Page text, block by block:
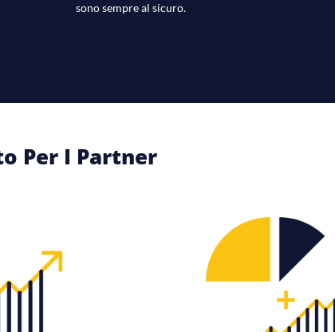
sono sempre al sicuro.
Per I Partner